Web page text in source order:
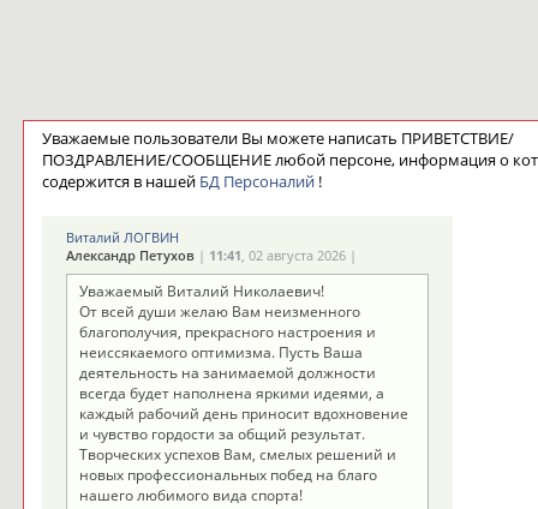
Уважаемые пользователи Вы можете написать ПРИВЕТСТВИЕ/
ПОЗДРАВЛЕНИЕ/СООБЩЕНИЕ любой персоне, информация о
содержится в нашей БД Персоналий!
Виталий ЛОГВИН
Александр Петухов| 11:41, 02 августа 2026 |
Уважаемый Виталий Николаевич!
От всей души желаю Вам неизменного
благополучия, прекрасного настроения и
неиссякаемого оптимизма. Пусть Ваша
деятельность на занимаемой должности
всегда будет наполнена яркими идеями, а
каждый рабочий день приносит вдохновение
и чувство гордости за общий результат.
Творческих успехов Вам, смелых решений и
новых профессиональных побед на благо
нашего любимого вида спорта!